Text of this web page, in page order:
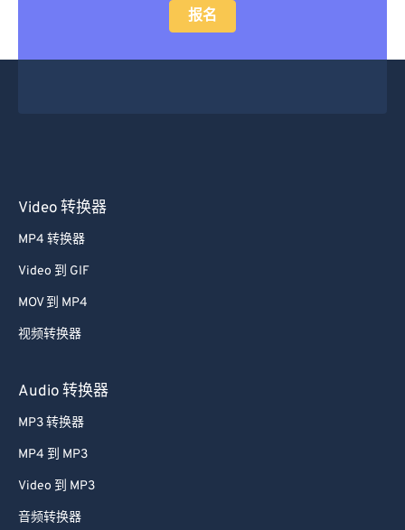
报名
Video 转换器
MP4 转换器
Video 到 GIF
MOV 到 MP4
视频转换器
Audio 转换器
MP3 转换器
MP4 到 MP3
Video 到 MP3
音频转换器